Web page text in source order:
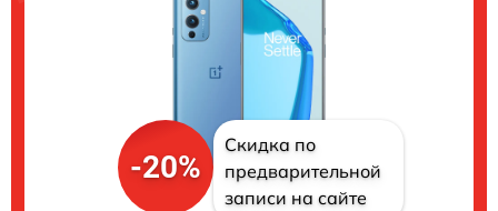
-20%
Скидка по
предварительной
записи на сайте